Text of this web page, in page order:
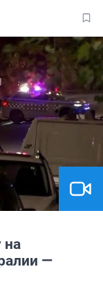
на
—